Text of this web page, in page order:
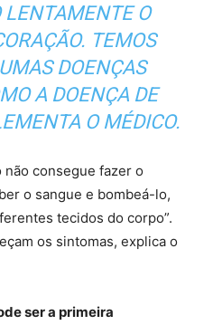
LENTAMENTE O
TEMOS
DOENÇAS
A DOENÇA DE
O MÉDICO.
não consegue fazer o
o sangue e bombeá-lo,
tecidos do corpo”.
os sintomas, explica o
ser a primeira